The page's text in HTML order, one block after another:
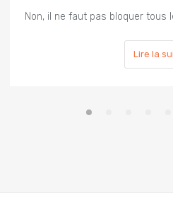
Non, il ne faut pas bloquer tous
Lire la